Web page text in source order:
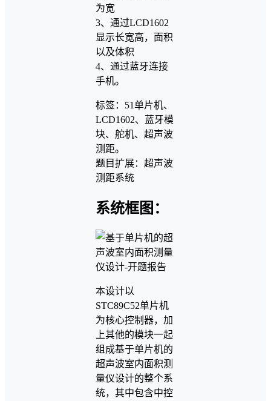
为宽
3、通过LCD1602
显示长宽高，面积
以及体积
4、通过蓝牙连接
手机。
标签：51单片机、
LCD1602、蓝牙模
块、舵机、超声波
测距。
题目扩展：超声波
测距系统
系统框图：
本设计以
STC89C52单片机
为核心控制器，加
上其他的模块一起
组成基于单片机的
超声波室内面积测
量仪设计的整个系
统，其中包含中控